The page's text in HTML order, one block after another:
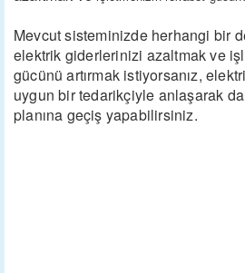
Mevcut sisteminizde herhangi bir
elektrik giderlerinizi azaltmak ve
gücünü artırmak istiyorsanız,
uygun bir tedarikçiyle anlaşarak
planına geçiş yapabilirsiniz.